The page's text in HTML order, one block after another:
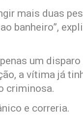
mais duas
banheiro”,
um disparo
a vítima já
criminosa.
e correria.